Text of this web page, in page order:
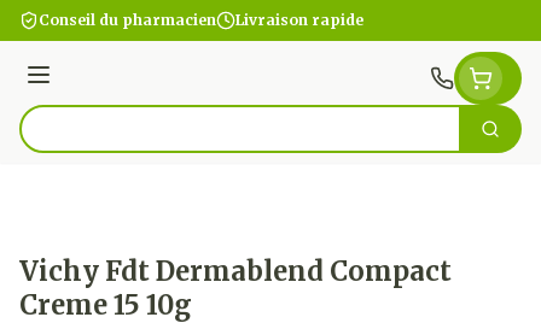
Aller au contenu
Conseil du pharmacien Livraison rapide
Menu
Rechercher
Vichy Fdt Dermablend Compact
Creme 15 10g